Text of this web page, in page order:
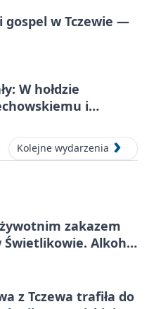
gospel w Tczewie —
W hołdzie
i
Kolejne wydarzenia
zakazem
Alkohol
z Tczewa trafiła do